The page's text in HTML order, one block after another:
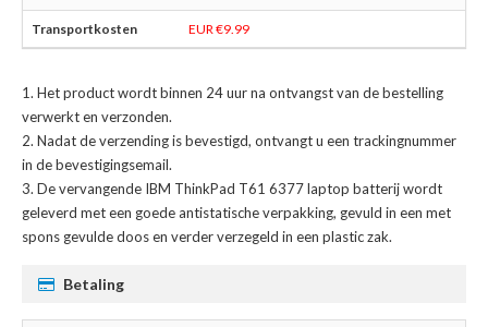
EUR €9.99
Het product wordt binnen 24 uur na ontvangst van de bestelling
verwerkt en verzonden.
Nadat de verzending is bevestigd, ontvangt u een trackingnummer
in de bevestigingsemail.
Devervangende IBM ThinkPad T61 6377 laptop batterijwordt
geleverd met een goede antistatische verpakking, gevuld in een met
spons gevulde doos en verder verzegeld in een plastic zak.
Betaling